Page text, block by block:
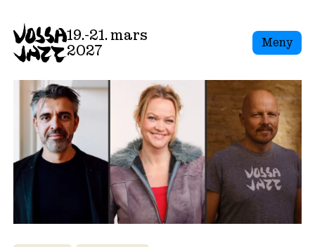
to
content
19.-21. mars
2027
Meny